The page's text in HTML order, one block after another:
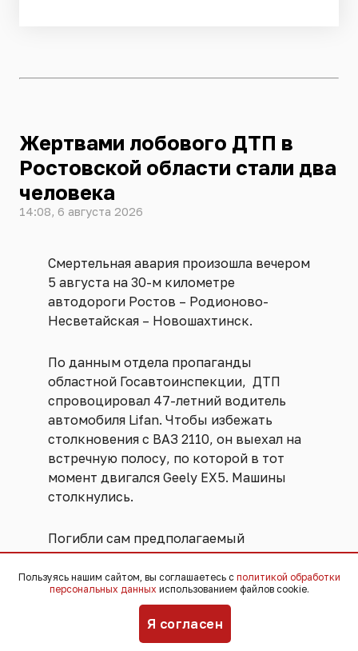
Жертвами лобового ДТП в
Ростовской области стали два
человека
14:08, 6 августа 2026
Смертельная авария произошла вечером
5 августа на 30-м километре
автодороги Ростов – Родионово-
Несветайская – Новошахтинск.
По данным отдела пропаганды
областной Госавтоинспекции, ДТП
спровоцировал 47-летний водитель
автомобиля Lifan. Чтобы избежать
столкновения с ВАЗ 2110, он выехал на
встречную полосу, по которой в тот
момент двигался Geely EX5. Машины
столкнулись.
Погибли сам предполагаемый
виновник аварии и его 44-летний
пассажир.
Еще одно ДТП произошло в Аксайском
районе Дона днем ранее. Во время
Пользуясь нашим сайтом, вы соглашаетесь с политикой обработки
персональных данных использованием файлов cookie.
Я согласен